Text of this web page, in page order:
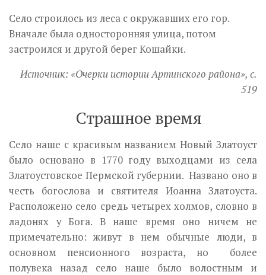
Село строилось из леса с окружавших его гор.
Вначале была односто­ронняя улица, потом
застроился и другой берег Кошайки.
Источник: «Очерки истории Артинского района», с.
519
Страшное время
Село наше с красивым названием Новый Златоуст
было основано в 1770 году выходцами из села
Златоустовское Пермской губернии. Названо оно в
честь богослова и святителя Иоанна Златоуста.
Расположено село средь четырех холмов, словно в
ладонях у Бога. В наше время оно ничем не
примечательно: живут в нем обычные люди, в
основном пенсионного возраста, но более
полувека назад село наше было волостным и